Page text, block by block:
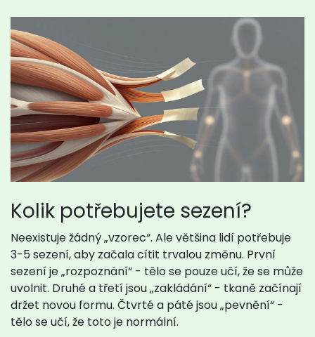
Kolik potřebujete sezení?
Neexistuje žádný „vzorec“. Ale většina lidí potřebuje
3-5 sezení, aby začala cítit trvalou změnu. První
sezení je „rozpoznání“ - tělo se pouze učí, že se může
uvolnit. Druhé a třetí jsou „zakládání“ - tkaně začínají
držet novou formu. Čtvrté a páté jsou „pevnění“ -
tělo se učí, že toto je normální.